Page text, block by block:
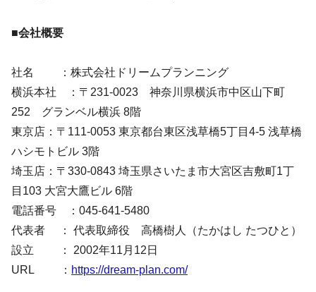
■会社概要
社名 ：株式会社ドリームプランニング
横浜本社 ：〒231-0023 神奈川県横浜市中区山下町
252 グランベル横浜 8階
東京店：〒111-0053 東京都台東区浅草橋5丁目4-5 浅草橋
ハシモトビル 3階
埼玉店：〒330-0843 埼玉県さいたま市大宮区吉敷町1丁
目103 大宮大鷹ビル 6階
電話番号 ：045‐641‐5480
代表者 ： 代表取締役 高橋樹人（たかはし たつひと）
設立 ： 2002年11月12日
URL ： https://dream-plan.com/